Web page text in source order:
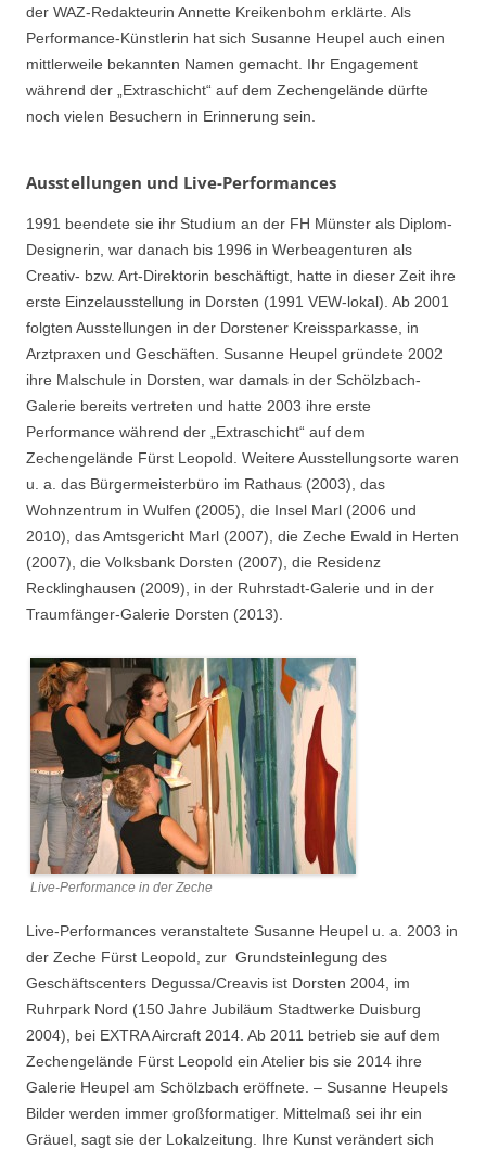
der WAZ-Redakteurin Annette Kreikenbohm erklärte. Als
Performance-Künstlerin hat sich Susanne Heupel auch einen
mittlerweile bekannten Namen gemacht. Ihr Engagement
während der „Extraschicht“ auf dem Zechengelände dürfte
noch vielen Besuchern in Erinnerung sein.
Ausstellungen und Live-Performances
1991 beendete sie ihr Studium an der FH Münster als Diplom-
Designerin, war danach bis 1996 in Werbeagenturen als
Creativ- bzw. Art-Direktorin beschäftigt, hatte in dieser Zeit ihre
erste Einzelausstellung in Dorsten (1991 VEW-lokal). Ab 2001
folgten Ausstellungen in der Dorstener Kreissparkasse, in
Arztpraxen und Geschäften. Susanne Heupel gründete 2002
ihre Malschule in Dorsten, war damals in der Schölzbach-
Galerie bereits vertreten und hatte 2003 ihre erste
Performance während der „Extraschicht“ auf dem
Zechengelände Fürst Leopold. Weitere Ausstellungsorte waren
u. a. das Bürgermeisterbüro im Rathaus (2003), das
Wohnzentrum in Wulfen (2005), die Insel Marl (2006 und
2010), das Amtsgericht Marl (2007), die Zeche Ewald in Herten
(2007), die Volksbank Dorsten (2007), die Residenz
Recklinghausen (2009), in der Ruhrstadt-Galerie und in der
Traumfänger-Galerie Dorsten (2013).
Live-Performance in der Zeche
Live-Performances veranstaltete Susanne Heupel u. a. 2003 in
der Zeche Fürst Leopold, zur Grundsteinlegung des
Geschäftscenters Degussa/Creavis ist Dorsten 2004, im
Ruhrpark Nord (150 Jahre Jubiläum Stadtwerke Duisburg
2004), bei EXTRA Aircraft 2014. Ab 2011 betrieb sie auf dem
Zechengelände Fürst Leopold ein Atelier bis sie 2014 ihre
Galerie Heupel am Schölzbach eröffnete. – Susanne Heupels
Bilder werden immer großformatiger. Mittelmaß sei ihr ein
Gräuel, sagt sie der Lokalzeitung. Ihre Kunst verändert sich